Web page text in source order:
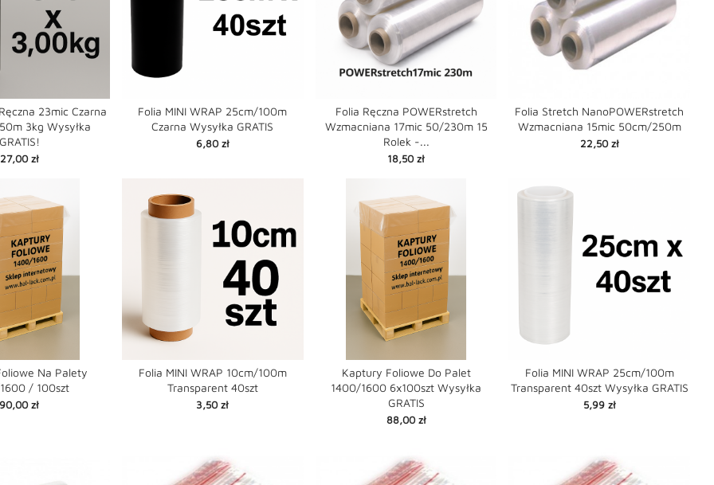
23mic Czarna
3kg Wysyłka
GRATIS!
Cena
27,00 zł

Folia MINI WRAP 25cm/100m
Czarna Wysyłka GRATIS
Cena
6,80 zł
Folia Ręczna POWERstretch
Wzmacniana 17mic 50/230m 15
Rolek -...
Cena
18,50 zł

Folia Stretch NanoPOWERstretch
Wzmacniana 15mic 50cm/250m
Cena
22,50 zł
Na Palety
/ 100szt
Cena
90,00 zł
Folia MINI WRAP 10cm/100m
Transparent 40szt
Cena
3,50 zł
Kaptury Foliowe Do Palet
1400/1600 6x100szt Wysyłka
GRATIS
Cena
88,00 zł

Folia MINI WRAP 25cm/100m
Transparent 40szt Wysyłka GRATIS
Cena
5,99 zł